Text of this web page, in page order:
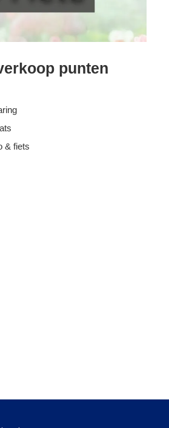
punten
& fiets